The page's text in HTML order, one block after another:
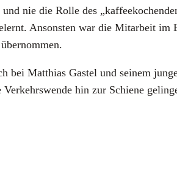
nie die Rol­le des
Ansons­ten war die Mit­ar­beit
Mat­thi­as Gastel und sei­nem
hin zur Schie­ne